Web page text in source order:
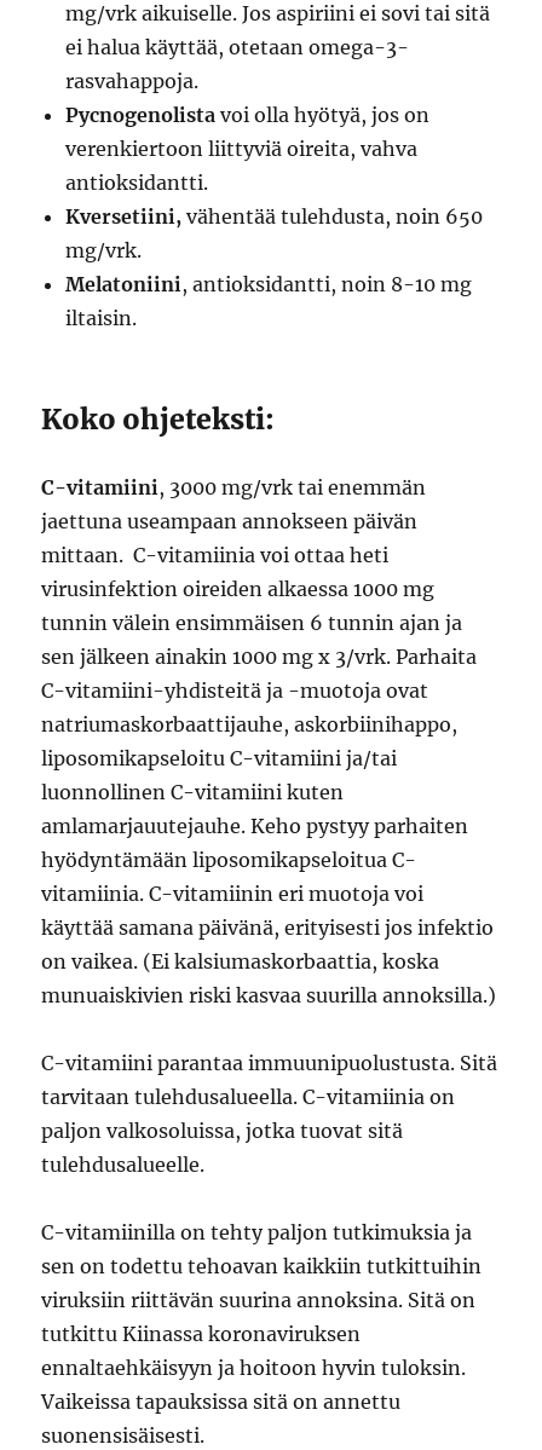
mg/vrk aikuiselle. Jos aspiriini ei sovi tai sitä
ei halua käyttää, otetaan omega-3-
rasvahappoja.
Pycnogenolista voi olla hyötyä, jos on
verenkiertoon liittyviä oireita, vahva
antioksidantti.
Kversetiini,vähentää tulehdusta, noin 650
mg/vrk.
Melatoniini , antioksidantti, noin 8-10 mg
iltaisin.
Koko ohjeteksti:
C-vitamiini , 3000 mg/vrk tai enemmän
jaettuna useampaan annokseen päivän
mittaan. C-vitamiinia voi ottaa heti
virusinfektion oireiden alkaessa 1000 mg
tunnin välein ensimmäisen 6 tunnin ajan ja
sen jälkeen ainakin 1000 mg x 3/vrk. Parhaita
C-vitamiini-yhdisteitä ja -muotoja ovat
natriumaskorbaattijauhe, askorbiinihappo,
liposomikapseloitu C-vitamiini ja/tai
luonnollinen C-vitamiini kuten
amlamarjauutejauhe. Keho pystyy parhaiten
hyödyntämään liposomikapseloitua C-
vitamiinia. C-vitamiinin eri muotoja voi
käyttää samana päivänä, erityisesti jos infektio
on vaikea. (Ei kalsiumaskorbaattia, koska
munuaiskivien riski kasvaa suurilla annoksilla.)
C-vitamiini parantaa immuunipuolustusta. Sitä
tarvitaan tulehdusalueella. C-vitamiinia on
paljon valkosoluissa, jotka tuovat sitä
tulehdusalueelle.
C-vitamiinilla on tehty paljon tutkimuksia ja
sen on todettu tehoavan kaikkiin tutkittuihin
viruksiin riittävän suurina annoksina. Sitä on
tutkittu Kiinassa koronaviruksen
ennaltaehkäisyyn ja hoitoon hyvin tuloksin.
Vaikeissa tapauksissa sitä on annettu
suonensisäisesti.